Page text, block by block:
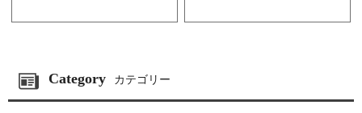
Category カテゴリー